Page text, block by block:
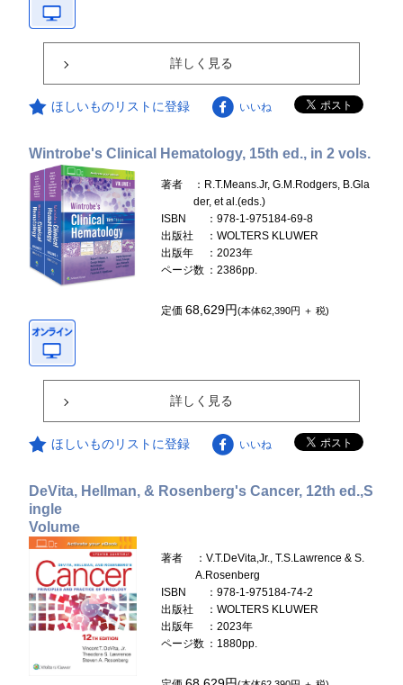
詳しく見る
ほしいものリストに登録 いいね
Wintrobe's Clinical Hematology, 15th ed., in 2 vols.
著者
：R.T.Means.Jr, G.M.Rodgers, B.Gla
der, et al.(eds.)
ISBN
：978-1-975184-69-8
出版社
：WOLTERS KLUWER
出版年
：2023年
ページ数 ：2386pp.
定価68,629円(本体62,390円 ＋ 税)
詳しく見る
ほしいものリストに登録 いいね
DeVita, Hellman, & Rosenberg's Cancer, 12th ed.,S
ingle
Volume
著者
：V.T.DeVita,Jr., T.S.Lawrence & S.
A.Rosenberg
ISBN
：978-1-975184-74-2
出版社
：WOLTERS KLUWER
出版年
：2023年
ページ数 ：1880pp.